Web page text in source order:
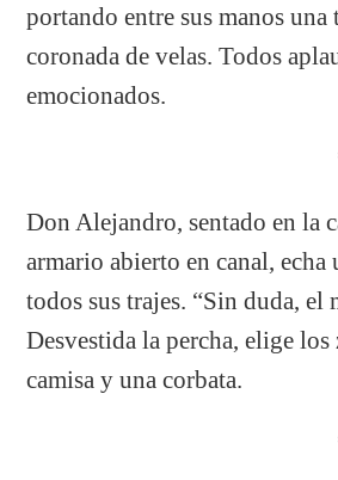
portando entre sus manos una
coronada de velas. Todos
emocionados.
Don Alejandro, sentado en la
armario abierto en canal, echa
todos sus trajes. “Sin duda, el
Desvestida la percha, elige los
camisa y una corbata.